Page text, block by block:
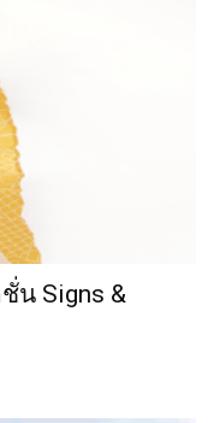
น Signs &